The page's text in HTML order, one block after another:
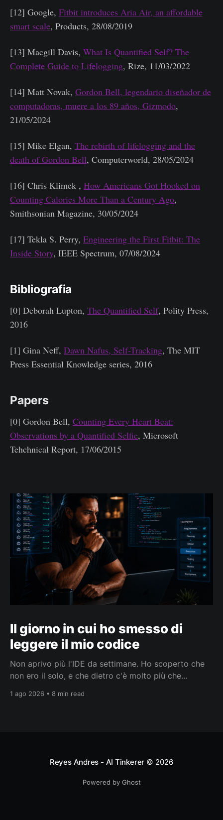
[12] Google, Fitbit introduces Aria Air, an affordable
smart scale, Products, 28/08/2019
[13] Macgill Davis, What Is Quantified Self? The
Complete Guide to Lifelogging, Rize, 11/03/2022
[14] Matt Novak, Gordon Bell, legendario diseñador de
computadoras, muere a los 89 años, Gizmodo,
21/05/2024
[15] Mike Elgan, The rebirth of lifelogging and the
death of Gordon Bell, Computerworld, 28/05/2024
[16] Chris Klimek , How Americans Got Hooked on
Counting Calories More Than a Century Ago,
Smithsonian Magazine, 30/05/2024
[17] Tekla S. Perry, Engineering the First Fitbit: The
Inside Story, IEEE Spectrum, 07/08/2024
Bibliografia
[0] Deborah Lupton, The Quantified Self, Polity Press,
2016
[1] Gina Neff, Dawn Nafus, Self-Tracking, The MIT
Press Essential Knowledge series, 2016
Papers
[0] Gordon Bell, Counting Every Heart Beat:
Observations by a Quantified Selfie, Microsoft
Tehchnical Report, 17/06/2015
Il giorno in cui ho smesso di
leggere il mio codice
Non aprivo più l'IDE da settimane. Ho scoperto che
non ero il solo, e che dietro c'è molto più che
1 ago 2026 • 8 min read
Reyes Andres - AI Tinkerer © 2026
Powered by Ghost